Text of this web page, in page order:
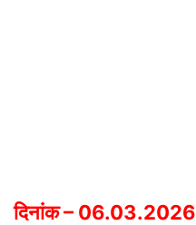
दिनांक – 06.03.2026